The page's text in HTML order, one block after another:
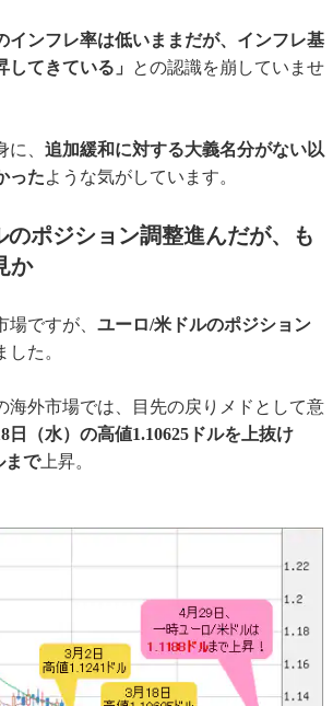
インフレ率は低いままだが、インフレ基
てきている」
との認識を崩していませ
、 追加緩和に対する大義名分がない以
ったような気がしています。
のポジション調整進んだが、も
か
ですが、 ユーロ/米ドルのポジション
た。
外市場では、目先の戻りメドとして意
日（水）の高値1.10625ドルを上抜け
まで上昇。